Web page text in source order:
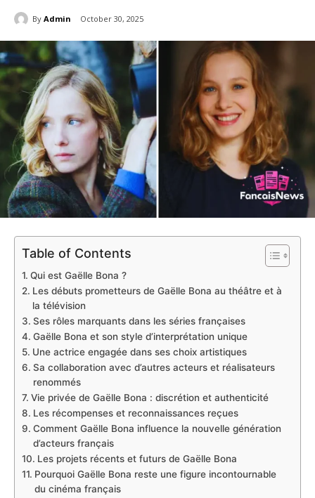
By Admin October 30, 2025
Table of Contents
Qui est Gaëlle Bona ?
Les débuts prometteurs de Gaëlle Bona au théâtre et à
la télévision
Ses rôles marquants dans les séries françaises
Gaëlle Bona et son style d’interprétation unique
Une actrice engagée dans ses choix artistiques
Sa collaboration avec d’autres acteurs et réalisateurs
renommés
Vie privée de Gaëlle Bona : discrétion et authenticité
Les récompenses et reconnaissances reçues
Comment Gaëlle Bona influence la nouvelle génération
d’acteurs français
Les projets récents et futurs de Gaëlle Bona
Pourquoi Gaëlle Bona reste une figure incontournable
du cinéma français